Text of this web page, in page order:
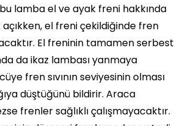
lamba el ve ayak freni hakkında
el freni çekildiğinde fren
El freninin tamamen serbest
da ikaz lambası yanmaya
fren sıvının seviyesinin olması
düştüğünü bildirir. Araca
frenler sağlıklı çalışmayacaktır.